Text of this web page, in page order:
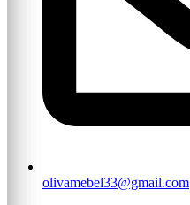
olivamebel33@gmail.com